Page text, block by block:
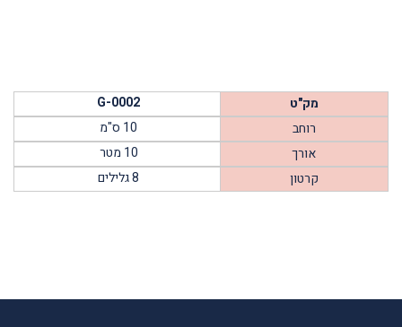
מק"ט
G-0002
רוחב
10 ס"מ
אורך
10 מטר
קרטון
8 גלילים